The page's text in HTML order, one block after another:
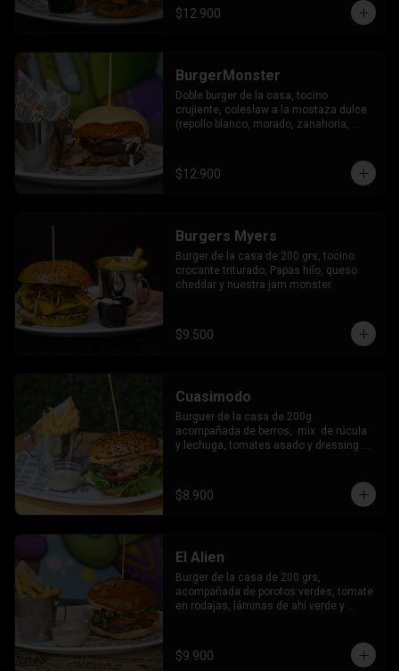
$12.900
BurgerMonster
Doble burger de la casa, tocino
crujiente, coleslaw a la mostaza dulce
(repollo blanco, morado, zanahoria,
$12.900
Burgers Myers
Burger de la casa de 200 grs, tocino
crocante triturado, Papas hilo, queso
cheddar y nuestra jam monster.
$9.500
Cuasimodo
Burguer de la casa de 200g
acompañada de berros,  mix  de rúcula
y lechuga, tomates asado y dressing
$8.900
El Alien
Burger de la casa de 200 grs,
acompañada de porotos verdes, tomate
en rodajas, láminas de ahí verde y
$9.900